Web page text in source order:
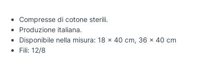
Compresse di cotone sterili.
Produzione italiana.
Disponibile nella misura: 18 x 40 cm, 36 x 40 cm
Fili: 12/8